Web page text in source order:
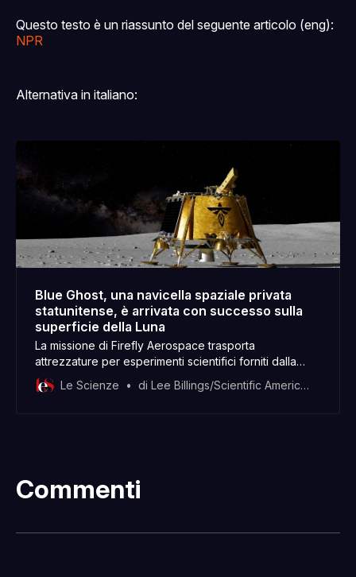
Questo testo è un riassunto del seguente articolo (eng):
NPR
Alternativa in italiano:
Blue Ghost, una navicella spaziale privata
statunitense, è arrivata con successo sulla
superficie della Luna
La missione di Firefly Aerospace trasporta
attrezzature per esperimenti scientifici forniti dalla
NASA, tra cui uno a partecipazione italiana. Presto
potrebbe essere raggiunta da altre due navicelle
Le Scienze di Lee Billings/Scientific American
Commenti